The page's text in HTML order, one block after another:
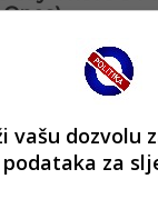
vašu dozvolu
podataka za